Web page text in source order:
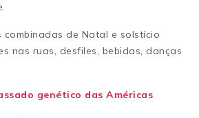
combinadas de Natal e solstício
nas ruas, desfiles, bebidas, danças
genético das Américas